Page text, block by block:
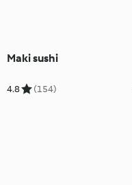
Maki sushi
4.8 (154)